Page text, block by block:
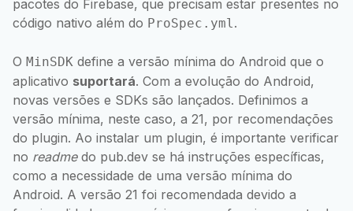
pacotes do Firebase, que precisam estar presentes no
código nativo além do ProSpec.yml.
O MinSDK define a versão mínima do Android que o
aplicativo suportará. Com a evolução do Android,
novas versões e SDKs são lançados. Definimos a
versão mínima, neste caso, a 21, por recomendações
do plugin. Ao instalar um plugin, é importante verificar
no readmedo pub.dev se há instruções específicas,
como a necessidade de uma versão mínima do
Android. A versão 21 foi recomendada devido a